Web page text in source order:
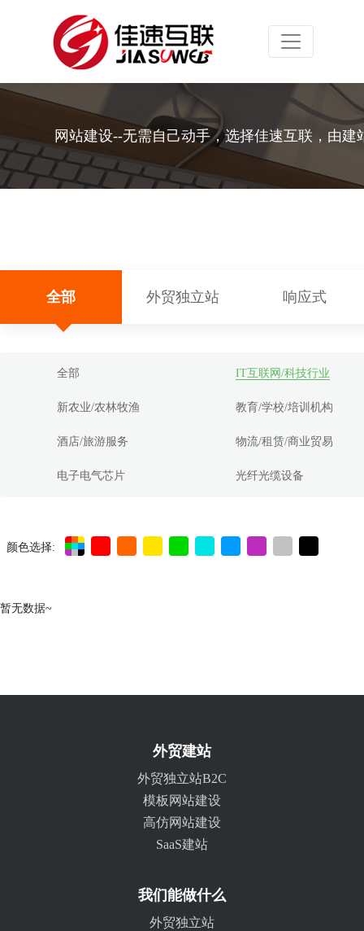
Toggle
网站建设--无需自己动手，选择佳速互联，由建
全部 外贸独立站 响应式
全部 IT互联网/科技行业
新农业/农林牧渔 教育/学校/培训机构
酒店/旅游服务 物流/租赁/商业贸易
电子电气芯片 光纤光缆设备
颜色选择:
暂无数据~
外贸建站
外贸独立站B2C
模板网站建设
高仿网站建设
SaaS建站
我们能做什么
外贸独立站